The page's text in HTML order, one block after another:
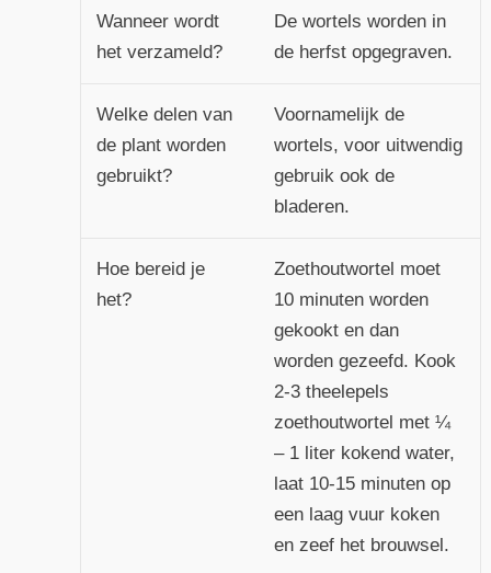
Wanneer wordt
het verzameld?
De wortels worden in
de herfst opgegraven.
Welke delen van
de plant worden
gebruikt?
Voornamelijk de
wortels, voor uitwendig
gebruik ook de
bladeren.
Hoe bereid je
het?
Zoethoutwortel moet
10 minuten worden
gekookt en dan
worden gezeefd. Kook
2-3 theelepels
zoethoutwortel met ¼
– 1 liter kokend water,
laat 10-15 minuten op
een laag vuur koken
en zeef het brouwsel.